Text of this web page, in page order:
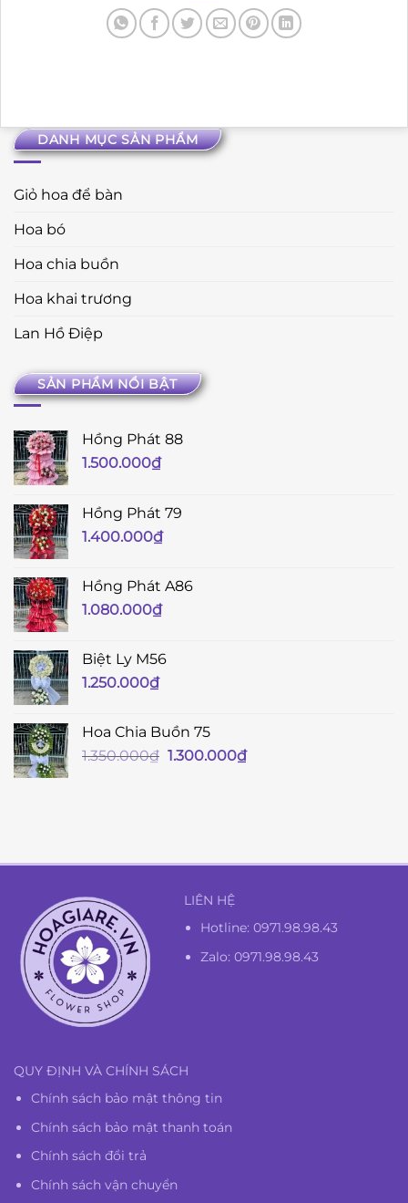
DANH MỤC SẢN PHẨM
Giỏ hoa để bàn
Hoa bó
Hoa chia buồn
Hoa khai trương
Lan Hồ Điệp
SẢN PHẨM NỔI BẬT
Hồng Phát 88
1.500.000₫
Hồng Phát 79
1.400.000₫
Hồng Phát A86
1.080.000₫
Biệt Ly M56
1.250.000₫
Hoa Chia Buồn 75
1.350.000₫ Giá
1.300.000₫Giá
LIÊN HỆ
Hotline:0971.98.98.43
Zalo: 0971.98.98.43
QUY ĐỊNH VÀ CHÍNH SÁCH
Chính sách bảo mật thông tin
Chính sách bảo mật thanh toán
Chính sách đổi trả
Chính sách vận chuyển